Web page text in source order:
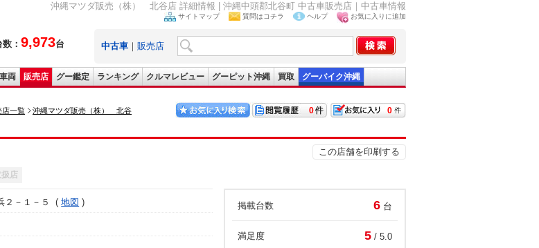
沖縄マツダ販売（株） 北谷店 詳細情報 | 沖縄中頭郡北谷町 中古車販売店｜中古車情報
： 9,973台
サイトマップ 質問はコチラ ヘルプ お気に入りに追加
中古車 ｜ 販売店
両 販売店 グー鑑定 ランキング クルマレビュー グーピット沖縄 買取 グーバイク沖縄
店一覧
沖縄マツダ販売（株） 北谷
0
0
この店舗を印刷する
店
２－１－５ 地図 掲載台数 6 台
満足度 5 / 5.0